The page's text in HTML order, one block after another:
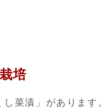
培
菜漬」があります。